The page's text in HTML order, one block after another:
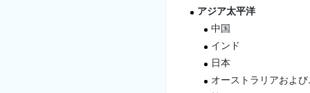
アジア太平洋
中国
インド
日本
オーストラリアおよ